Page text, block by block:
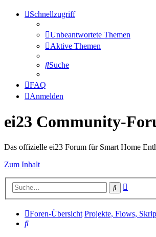
Schnellzugriff
Unbeantwortete Themen
Aktive Themen
Suche
FAQ
Anmelden
ei23 Community-
Das offizielle ei23 Forum für Smart Home
Zum Inhalt
Suche
Foren-Übersicht Projekte, Flows,
Suche